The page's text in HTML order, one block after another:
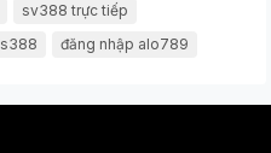
sv388 trực tiếp
đăng nhập alo789